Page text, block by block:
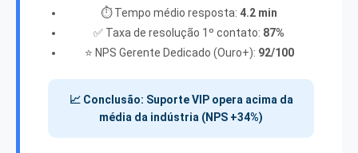
⏱️ Tempo médio resposta: 4.2 min
✅ Taxa de resolução 1º contato: 87%
⭐ NPS Gerente Dedicado (Ouro+): 92/100
📈 Conclusão: Suporte VIP opera acima da
média da indústria (NPS +34%)